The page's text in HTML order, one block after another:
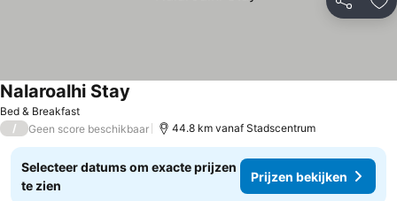
Delen
Bed & Breakfast
Nalaroalhi Stay
/ Geen score beschikbaar 44.8 km vanaf Stadscentrum
Selecteer datums om exacte prijzen
te zien
Prijzen bekijken